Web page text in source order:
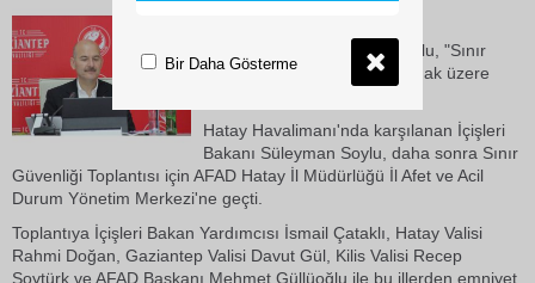
İçişleri Bakanı Süleyman Soylu, "Sınır
Güvenliği Toplantısı'na katılmak üzere
Hatay Havalimanı'nda karşılanan İçişleri
Bakanı Süleyman Soylu, daha sonra Sınır
Güvenliği Toplantısı için AFAD Hatay İl Müdürlüğü İl Afet ve Acil
Durum Yönetim Merkezi'ne geçti.
Toplantıya İçişleri Bakan Yardımcısı İsmail Çataklı, Hatay Valisi
Rahmi Doğan, Gaziantep Valisi Davut Gül, Kilis Valisi Recep
Soytürk ve AFAD Başkanı Mehmet Güllüoğlu ile bu illerden emniyet
Bir Daha Gösterme